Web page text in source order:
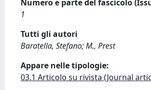
Numero e parte del fascicolo
1
Tutti gli autori
Baratella, Stefano; M., Prest
Appare nelle tipologie:
03.1 Articolo su rivista (Journal